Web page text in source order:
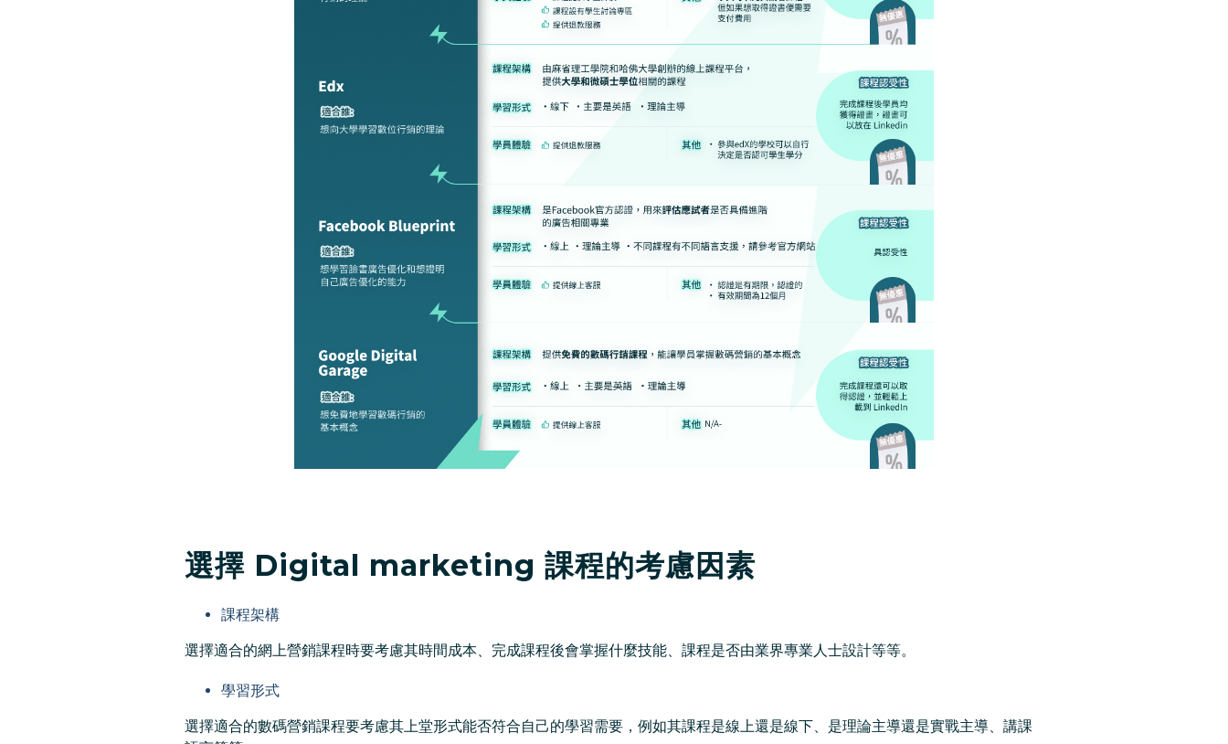
選擇 Digital marketing 課程的考慮因素
課程架構
選擇適合的網上營銷課程時要考慮其時間成本、完成課程後會掌握什麼技能、課程是否由業界專業人士設計等等。
學習形式
選擇適合的數碼營銷課程要考慮其上堂形式能否符合自己的學習需要，例如其課程是線上還是線下、是理論主導還是實戰主導、講課